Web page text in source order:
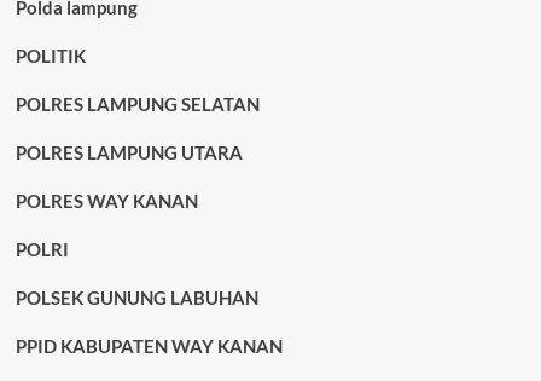
Polda lampung
POLITIK
POLRES LAMPUNG SELATAN
POLRES LAMPUNG UTARA
POLRES WAY KANAN
POLRI
POLSEK GUNUNG LABUHAN
PPID KABUPATEN WAY KANAN